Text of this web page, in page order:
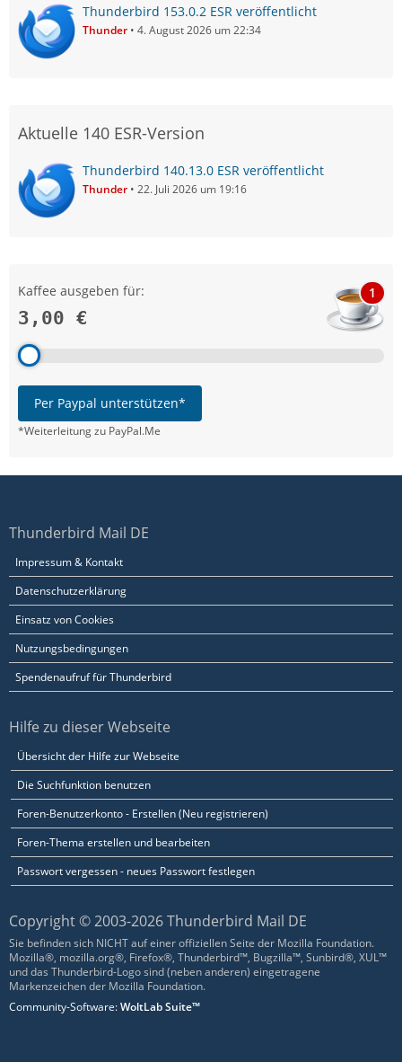
Thunderbird 153.0.2 ESR veröffentlicht
Thunder 4. August 2026 um 22:34
Aktuelle 140 ESR-Version
Thunderbird 140.13.0 ESR veröffentlicht
Thunder 22. Juli 2026 um 19:16
Kaffee ausgeben für:
3,00 €
1
Per Paypal unterstützen*
*Weiterleitung zu PayPal.Me
Thunderbird Mail DE
Impressum & Kontakt
Datenschutzerklärung
Einsatz von Cookies
Nutzungsbedingungen
Spendenaufruf für Thunderbird
Hilfe zu dieser Webseite
Übersicht der Hilfe zur Webseite
Die Suchfunktion benutzen
Foren-Benutzerkonto - Erstellen (Neu registrieren)
Foren-Thema erstellen und bearbeiten
Passwort vergessen - neues Passwort festlegen
Copyright © 2003-2026 Thunderbird Mail DE
Sie befinden sich NICHT auf einer offiziellen Seite der Mozilla Foundation.
Mozilla®, mozilla.org®, Firefox®, Thunderbird™, Bugzilla™, Sunbird®, XUL™
und das Thunderbird-Logo sind (neben anderen) eingetragene
Markenzeichen der Mozilla Foundation.
Community-Software:WoltLab Suite™